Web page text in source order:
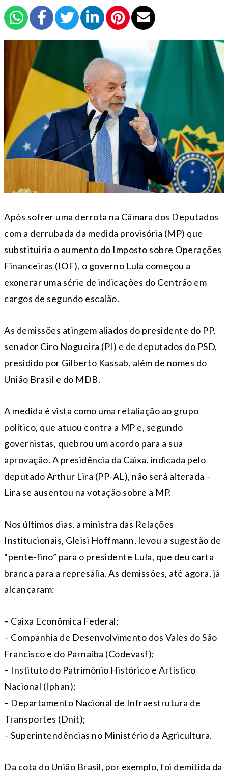
Após sofrer uma derrota na Câmara dos Deputados
com a derrubada da medida provisória (MP) que
substituiria o aumento do Imposto sobre Operações
Financeiras (IOF), o governo Lula começou a
exonerar uma série de indicações do Centrão em
cargos de segundo escalão.
As demissões atingem aliados do presidente do PP,
senador Ciro Nogueira (PI) e de deputados do PSD,
presidido por Gilberto Kassab, além de nomes do
União Brasil e do MDB.
A medida é vista como uma retaliação ao grupo
político, que atuou contra a MP e, segundo
governistas, quebrou um acordo para a sua
aprovação. A presidência da Caixa, indicada pelo
deputado Arthur Lira (PP-AL), não será alterada –
Lira se ausentou na votação sobre a MP.
Nos últimos dias, a ministra das Relações
Institucionais, Gleisi Hoffmann, levou a sugestão de
“pente-fino” para o presidente Lula, que deu carta
branca para a represália. As demissões, até agora, já
alcançaram:
– Caixa Econômica Federal;
– Companhia de Desenvolvimento dos Vales do São
Francisco e do Parnaíba (Codevasf);
– Instituto do Patrimônio Histórico e Artístico
Nacional (Iphan);
– Departamento Nacional de Infraestrutura de
Transportes (Dnit);
– Superintendências no Ministério da Agricultura.
Da cota do União Brasil, por exemplo, foi demitida da